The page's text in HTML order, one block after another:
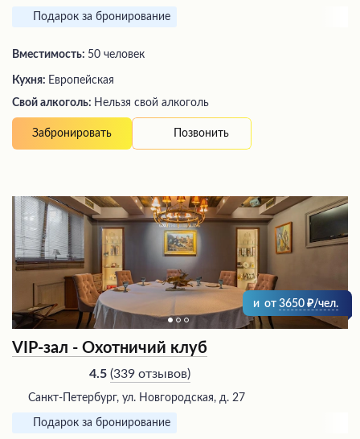
Подарок за бронирование
Вместимость: 50 человек
Кухня: Европейская
Свой алкоголь: Нельзя свой алкоголь
Забронировать Позвонить
и от 3650 /чел.
VIP-зал - Охотничий клуб
4.5 (339 отзывов)
Санкт-Петербург, ул. Новгородская, д. 27
Подарок за бронирование